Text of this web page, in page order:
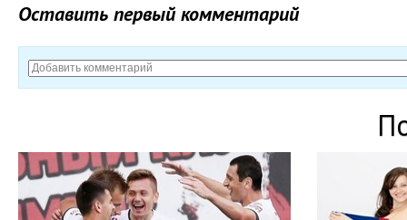
Оставить первый комментарий